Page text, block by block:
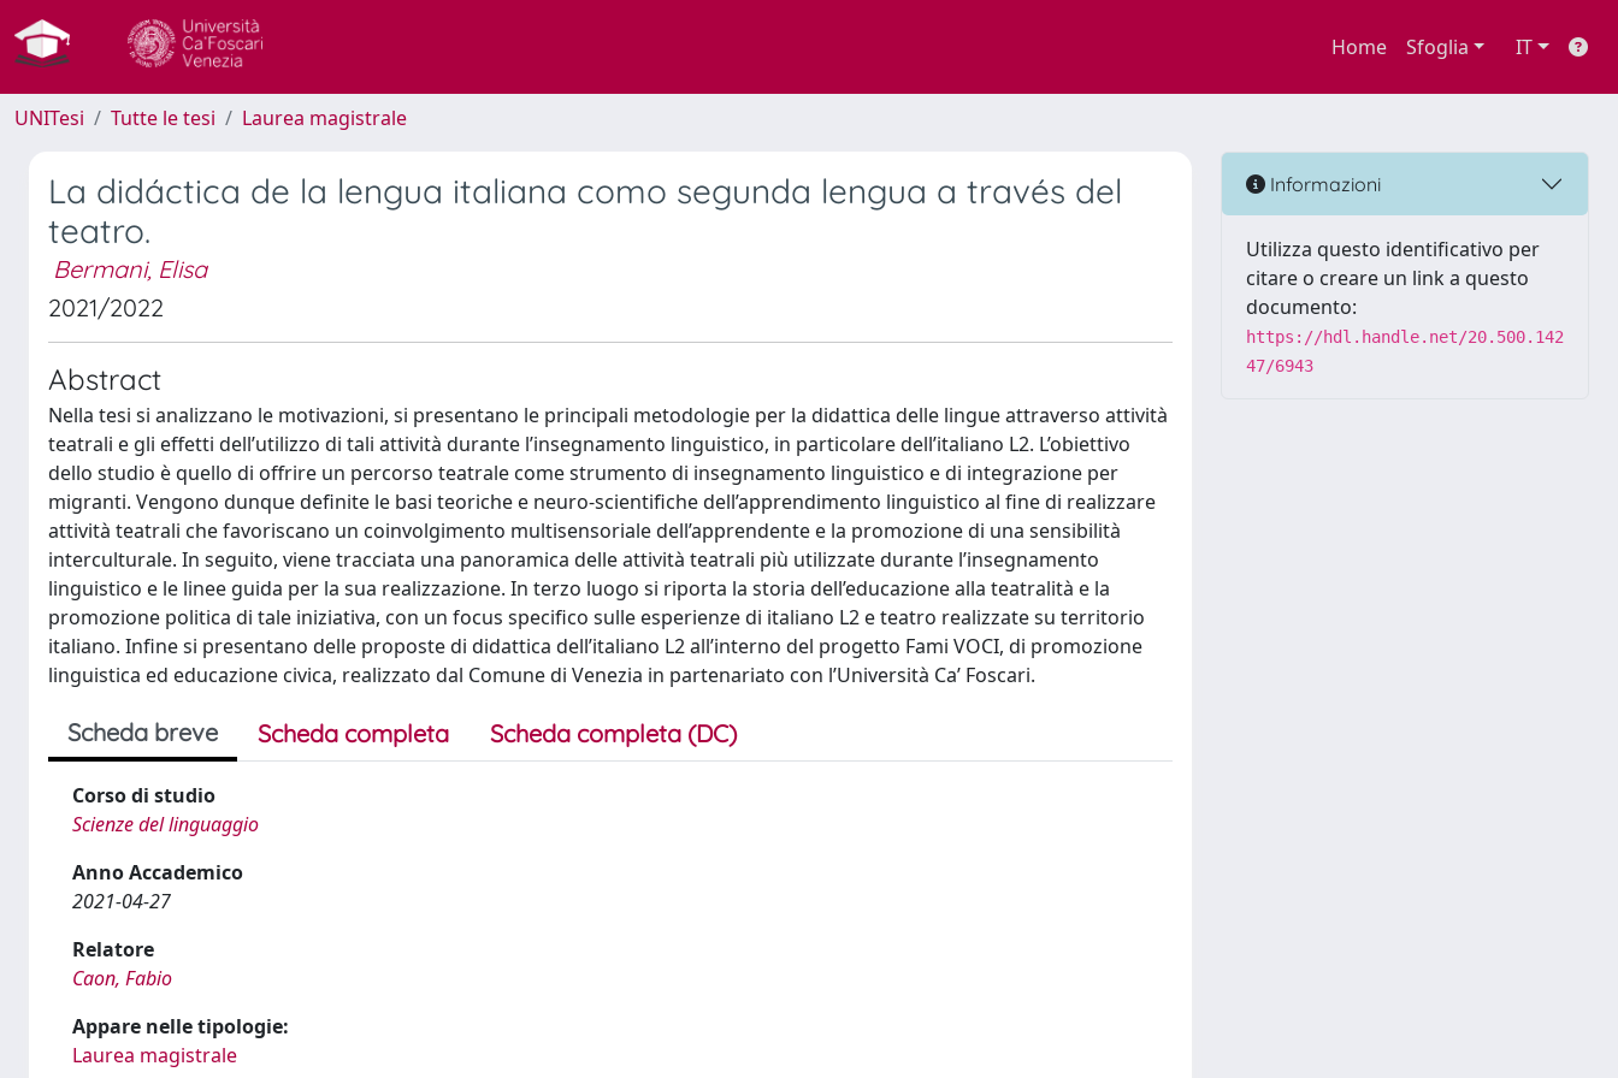
Home Sfoglia IT
UNITesi Tutte le tesi Laurea magistrale
La didáctica de la lengua italiana como segunda lengua a través del
teatro.
Bermani, Elisa
2021/2022
Abstract
Nella tesi si analizzano le motivazioni, si presentano le principali metodologie per la didattica delle lingue attraverso attività
teatrali e gli effetti dell’utilizzo di tali attività durante l’insegnamento linguistico, in particolare dell’italiano L2. L’obiettivo
dello studio è quello di offrire un percorso teatrale come strumento di insegnamento linguistico e di integrazione per
migranti. Vengono dunque definite le basi teoriche e neuro-scientifiche dell’apprendimento linguistico al fine di realizzare
attività teatrali che favoriscano un coinvolgimento multisensoriale dell’apprendente e la promozione di una sensibilità
interculturale. In seguito, viene tracciata una panoramica delle attività teatrali più utilizzate durante l’insegnamento
linguistico e le linee guida per la sua realizzazione. In terzo luogo si riporta la storia dell’educazione alla teatralità e la
promozione politica di tale iniziativa, con un focus specifico sulle esperienze di italiano L2 e teatro realizzate su territorio
italiano. Infine si presentano delle proposte di didattica dell’italiano L2 all’interno del progetto Fami VOCI, di promozione
linguistica ed educazione civica, realizzato dal Comune di Venezia in partenariato con l’Università Ca’ Foscari.
Scheda breve Scheda completa Scheda completa (DC)
Corso di studio
Scienze del linguaggio
Anno Accademico
2021-04-27
Relatore
Caon, Fabio
Appare nelle tipologie:
Laurea magistrale
Informazioni
Utilizza questo identificativo per
citare o creare un link a questo
documento:
https://hdl.handle.net/20.500.142
47/6943